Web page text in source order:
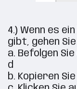
4.) Wenn es
gibt, gehen
a. Befolgen
d
b. Kopieren